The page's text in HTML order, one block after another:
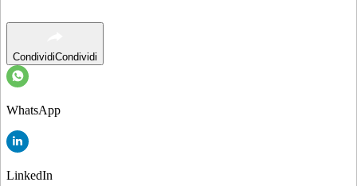
CondividiCondividi
WhatsApp
LinkedIn